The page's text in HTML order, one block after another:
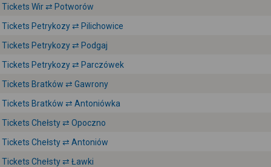
Tickets Wir ⇄ Potworów
Tickets Petrykozy ⇄ Pilichowice
Tickets Petrykozy ⇄ Podgaj
Tickets Petrykozy ⇄ Parczówek
Tickets Bratków ⇄ Gawrony
Tickets Bratków ⇄ Antoniówka
Tickets Chełsty ⇄ Opoczno
Tickets Chełsty ⇄ Antoniów
Tickets Chełsty ⇄ Ławki